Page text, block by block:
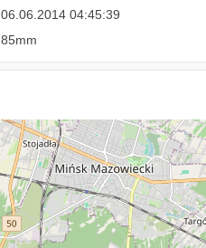
06.06.2014 04:45:39
85mm